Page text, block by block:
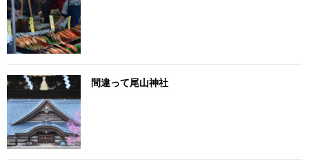
間違って尾山神社